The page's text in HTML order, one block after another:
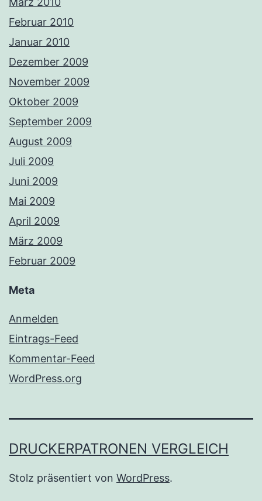
Februar 2010
Januar 2010
Dezember 2009
November 2009
Oktober 2009
September 2009
August 2009
Juli 2009
Juni 2009
Mai 2009
April 2009
März 2009
Februar 2009
Meta
Anmelden
Eintrags-Feed
Kommentar-Feed
WordPress.org
DRUCKERPATRONEN VERGLEICH
Stolz präsentiert von WordPress.